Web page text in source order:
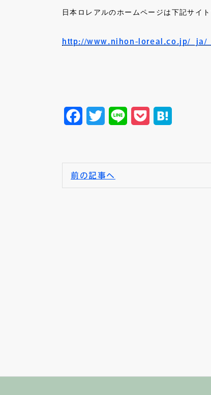
日本ロレアルのホームページは下記サイト
http://www.nihon-loreal.co.jp/_ja/
Facebook
TwitterLine Pocket
前の記事へ